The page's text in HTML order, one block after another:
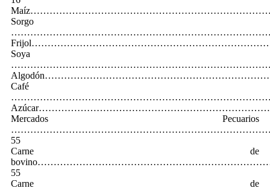
Sorgo
Soya
Café
Mercados Pecuarios
55
Carne de
55
Carne de